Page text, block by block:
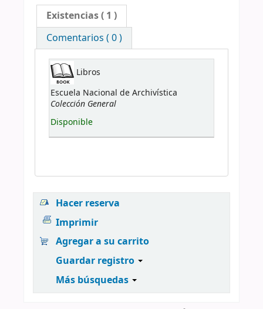
Existencias( 1 )
Comentarios ( 0 )
Libros
Escuela Nacional de Archivística
Colección General
Disponible
Hacer reserva
Imprimir
Agregar a su carrito
Guardar registro
Más búsquedas